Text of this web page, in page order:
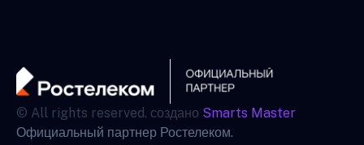
© All rights reserved. создано Smarts Master
Официальный партнер Ростелеком.